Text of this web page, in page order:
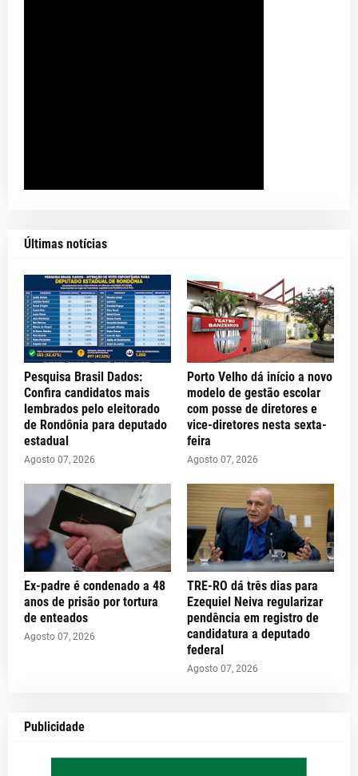
Últimas notícias
Pesquisa Brasil Dados:
Confira candidatos mais
lembrados pelo eleitorado
de Rondônia para deputado
estadual
Agosto 07, 2026
Porto Velho dá início a novo
modelo de gestão escolar
com posse de diretores e
vice-diretores nesta sexta-
feira
Agosto 07, 2026
Ex-padre é condenado a 48
anos de prisão por tortura
de enteados
Agosto 07, 2026
TRE-RO dá três dias para
Ezequiel Neiva regularizar
pendência em registro de
candidatura a deputado
federal
Agosto 07, 2026
Publicidade